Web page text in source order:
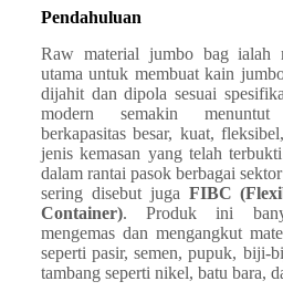
Pendahuluan
Raw material jumbo bag ialah
utama untuk membuat kain
dijahit dan dipola sesuai
modern semakin menuntut
berkapasitas besar, kuat,
jenis kemasan yang telah
dalam rantai pasok berbagai
sering disebut juga FIBC
Container). Produk ini
mengemas dan mengangkut
seperti pasir, semen, pupuk, biji-
tambang seperti nikel, batu bara,